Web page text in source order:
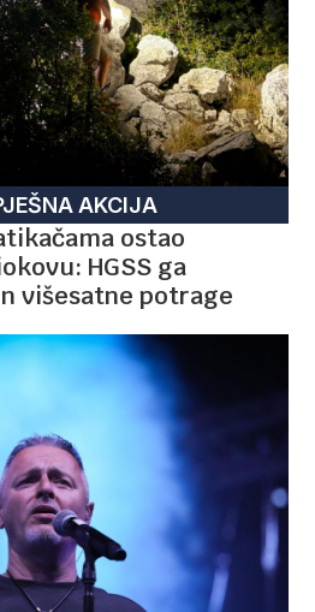
AKCIJA
ostao
HGSS ga
višesatne potrage